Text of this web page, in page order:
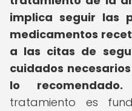
implica seguir las
medicamentos
a las citas de
cuidados
lo recomendado.
tratamiento es